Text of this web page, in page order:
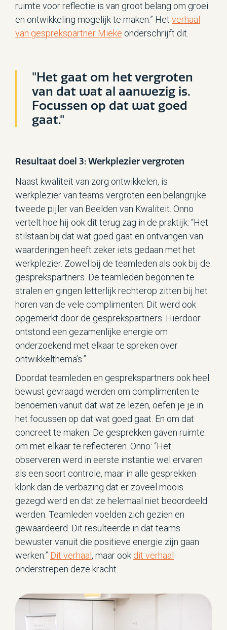
ruimte voor reflectie is van groot belang om groei
en ontwikkeling mogelijk te maken.” Het verhaal
van gesprekspartner Mieke onderschrijft dit.
"Het gaat om het vergroten
van dat wat al aanwezig is.
Focussen op dat wat goed
gaat."
Resultaat doel 3: Werkplezier vergroten
Naast kwaliteit van zorg ontwikkelen, is
werkplezier van teams vergroten een belangrijke
tweede pijler van Beelden van Kwaliteit. Onno
vertelt hoe hij ook dit terug zag in de praktijk: “Het
stilstaan bij dat wat goed gaat en ontvangen van
waarderingen heeft zeker iets gedaan met het
werkplezier. Zowel bij de teamleden als ook bij de
gesprekspartners. De teamleden begonnen te
stralen en gingen letterlijk rechterop zitten bij het
horen van de vele complimenten. Dit werd ook
opgemerkt door de gesprekspartners. Hierdoor
ontstond een gezamenlijke energie om
onderzoekend met elkaar te spreken over
ontwikkelthema’s.”
Doordat teamleden en gesprekspartners ook heel
bewust gevraagd werden om complimenten te
benoemen vanuit dat wat ze lezen, oefen je je in
het focussen op dat wat goed gaat. En om dat
concreet te maken. De gesprekken gaven ruimte
om met elkaar te reflecteren. Onno: “Het
observeren werd in eerste instantie wel ervaren
als een soort controle, maar in alle gesprekken
klonk dan de verbazing dat er zoveel moois
gezegd werd en dat ze helemaal niet beoordeeld
werden. Teamleden voelden zich gezien en
gewaardeerd. Dit resulteerde in dat teams
bewuster vanuit die positieve energie zijn gaan
werken.” Dit verhaal, maar ook dit verhaal
onderstrepen deze kracht.